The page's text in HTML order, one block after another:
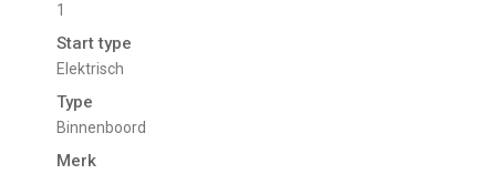
1
Start type
Elektrisch
Type
Binnenboord
Merk